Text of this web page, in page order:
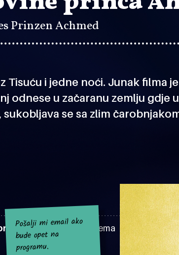
Prinzen Achmed
Tisuću i jedne noći. Junak filma
odnese u začaranu zemlju gdje
se sa zlim
Ahmeda
za sad nema
Pošalji mi email ako
bude opet na
programu.